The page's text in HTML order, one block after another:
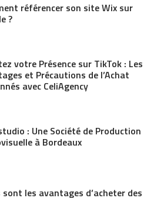
référencer son site Wix sur
?
votre Présence sur TikTok : Les
et Précautions de l’Achat
avec CeliAgency
: Une Société de Production
à Bordeaux
sont les avantages d’acheter des